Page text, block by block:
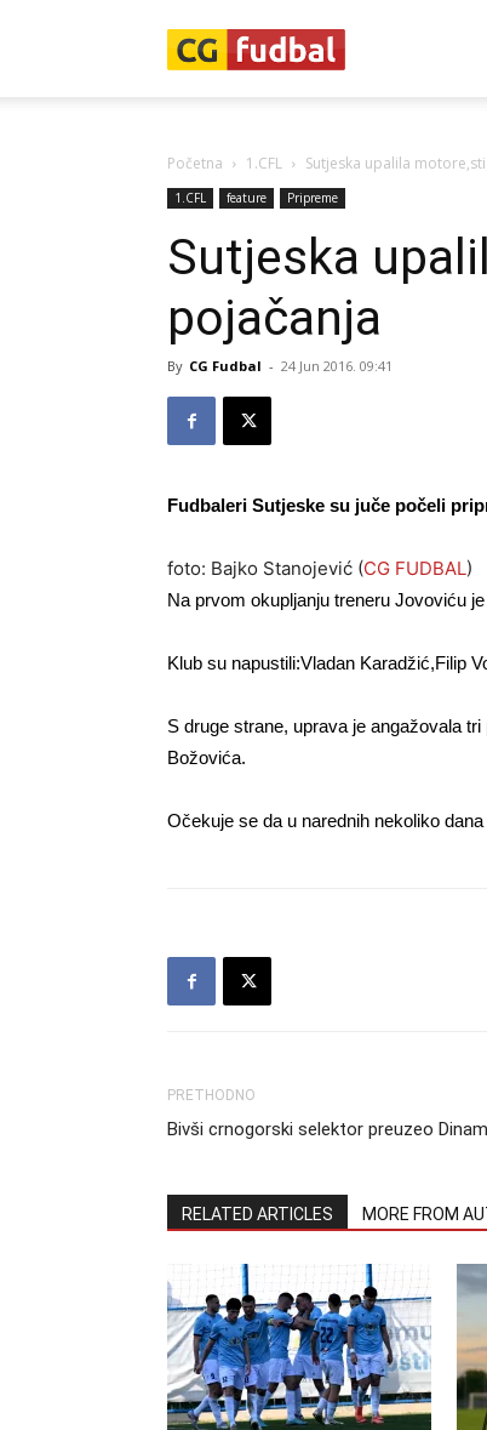
Početna 1.CFL Sutjeska upalila
1.CFL feature Pripreme
Sutjeska
pojačanja
By CG Fudbal - 24 Jun 2016. 09:41
Fudbaleri Sutjeske su juče počeli
foto: Bajko Stanojević (CG FUDBAL)
Na prvom okupljanju treneru Jovoviću
Klub su napustili:Vladan Karadžić,Filip
S druge strane, uprava je angažovala
Božovića.
Očekuje se da u narednih nekoliko
PRETHODNO
Bivši crnogorski selektor preuzeo
RELATED ARTICLES MORE FROM